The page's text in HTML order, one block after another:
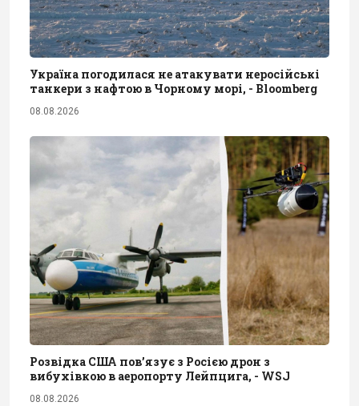
Україна погодилася не атакувати неросійські
танкери з нафтою в Чорному морі, - Bloomberg
08.08.2026
Розвідка США пов’язує з Росією дрон з
вибухівкою в аеропорту Лейпцига, - WSJ
08.08.2026